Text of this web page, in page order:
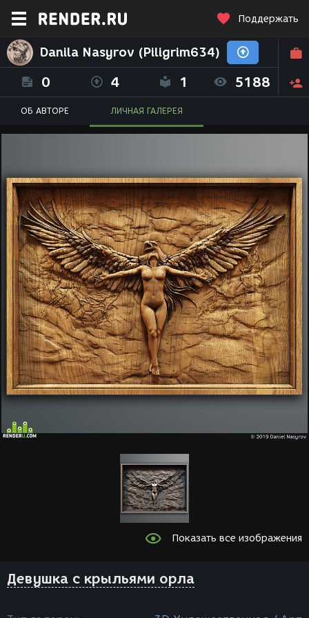
Поддержать
Danila Nasyrov (Piligrim634)
0 4 1 5188
ОБ АВТОРЕ ЛИЧНАЯ ГАЛЕРЕЯ
Показать все изображения
Девушка с крыльями орла